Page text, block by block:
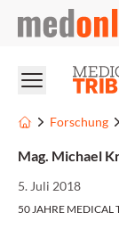
medonline
Forschung
Mag. Michael
5. Juli 2018
50 JAHRE MEDICAL